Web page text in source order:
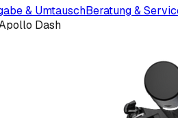
& UmtauschBeratung &
Dash